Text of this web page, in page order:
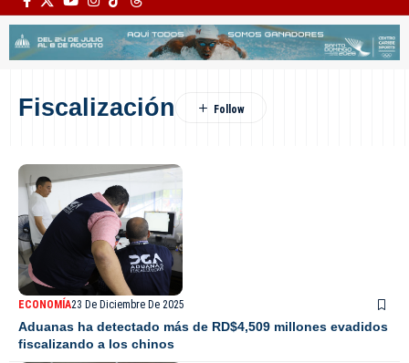
Fiscalización
ECONOMÍA23 De Diciembre De 2025
Aduanas ha detectado más de RD$4,509 millones evadidos
fiscalizando a los chinos